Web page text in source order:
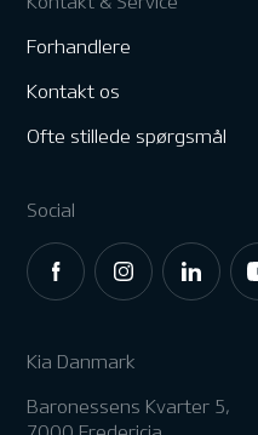
Forhandlere
Kontakt os
Ofte stillede spørgsmål
Social
Kia Danmark
Baronessens Kvarter 5,